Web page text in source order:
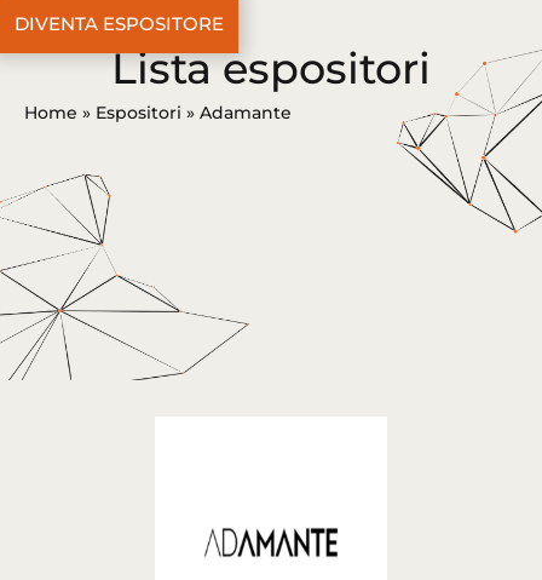
DIVENTA ESPOSITORE
Lista espositori
Home » Espositori » Adamante